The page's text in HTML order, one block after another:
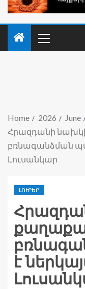
Home 2026 June
Հրազդանի
բռնագանձման
Լուսանկար
ԼՈՒՐԵՐ
է